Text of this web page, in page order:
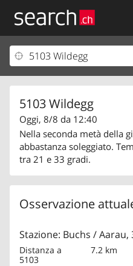
5103 Wildegg
Oggi, 8/8 da 12:40
Nella seconda metà della
abbastanza soleggiato.
tra 21 e 33 gradi.
Osservazione
Stazione: Buchs / Aarau,
Distanza a
5103
7.2 km
Il vostro profolio
Area clienti
Informazioni Legali